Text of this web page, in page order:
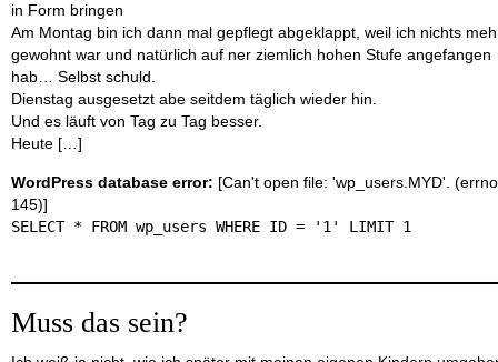
in Form bringen
Am Montag bin ich dann mal gepflegt abgeklappt, weil ich nichts
gewohnt war und natürlich auf ner ziemlich hohen Stufe angefangen
hab… Selbst schuld.
Dienstag ausgesetzt abe seitdem täglich wieder hin.
Und es läuft von Tag zu Tag besser.
Heute […]
WordPress database error: [Can't open file: 'wp_users.MYD'.
145)]
SELECT * FROM wp_users WHERE ID = '1' LIMIT 1
Muss das sein?